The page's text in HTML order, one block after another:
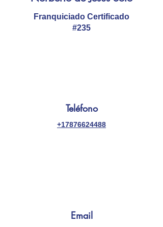
Franquiciado Certificado
#235
Teléfono
+17876624488
Email